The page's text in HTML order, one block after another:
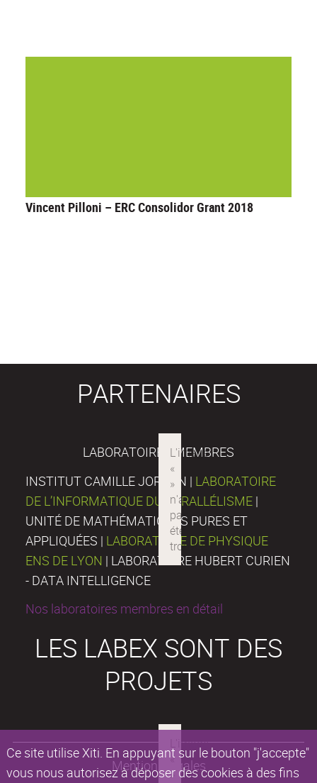
Ce site utilise Xiti. En appuyant sur le bouton "j'accepte"
vous nous autorisez à déposer des cookies à des fins
Vincent Pilloni – ERC Consolidor Grant 2018
PARTENAIRES
LABORATOIRES MEMBRES
INSTITUT CAMILLE JORDAN | LABORATOIRE
DE L’INFORMATIQUE DU PARALLÉLISME |
UNITÉ DE MATHÉMATIQUES PURES ET
APPLIQUÉES | LABORATOIRE DE PHYSIQUE
ENS DE LYON | LABORATOIRE HUBERT CURIEN
- DATA INTELLIGENCE
Nos laboratoires membres en détail
LES LABEX SONT DES
PROJETS
Mentions légales